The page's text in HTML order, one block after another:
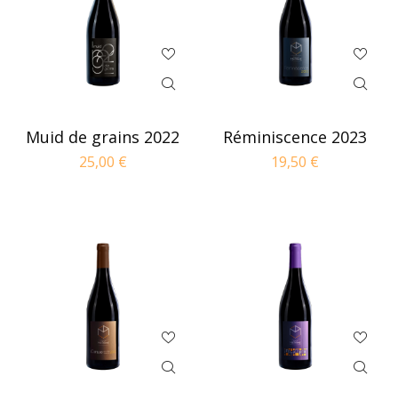
Muid de grains 2022
25,00 €
Réminiscence 2023
19,50 €